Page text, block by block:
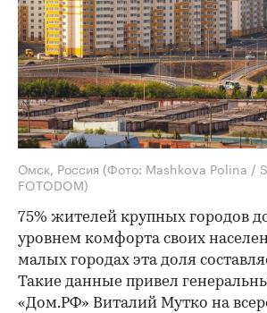
Омск, Россия (Фото: Mashkova Polina /
FOTODOM)
75% жителей крупных городов
уровнем комфорта своих
малых городах эта доля
Такие данные привел
«Дом.РФ» Виталий Мутко на